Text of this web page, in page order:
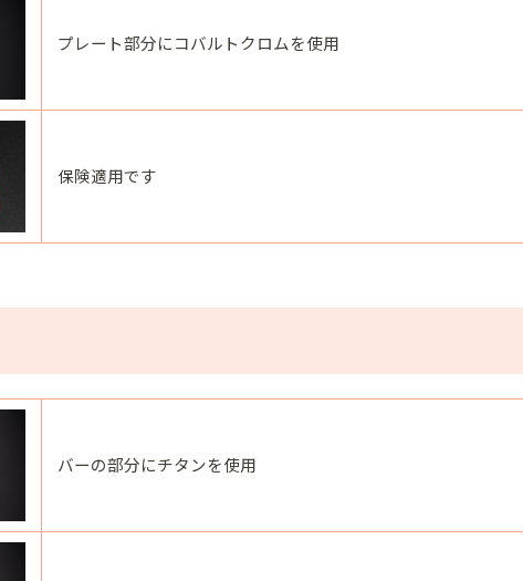
プレート部分にコバルトクロムを使用
保険適用です
バーの部分にチタンを使用